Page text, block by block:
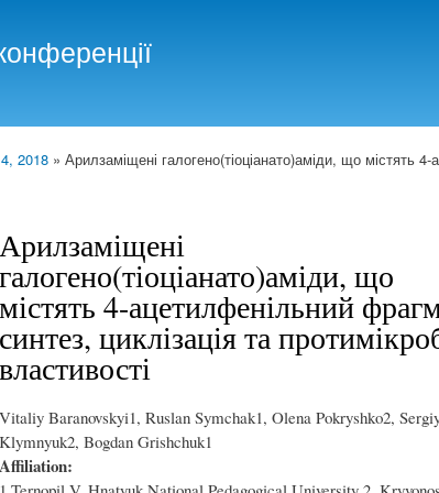
2018 » Арилзаміщені галогено(тіоціанато)аміди, що містять
Арилзаміщені
галогено(тіоціанато)аміди, що
містять 4-ацетилфенільний
синтез, циклізація та
властивості
Vitaliy Baranovskyi1, Ruslan Symchak1, Olena Pokryshko2,
Klymnyuk2, Bogdan Grishchuk1
Affiliation: